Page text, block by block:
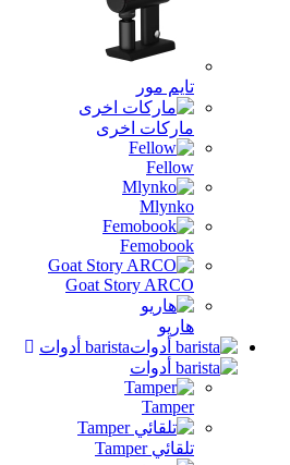
تايم مور
ماركات اخرى
Fellow
Mlynko
Femobook
Goat Story ARCO
هاريو
barista أدوات
Tamper
تلقائي Tamper